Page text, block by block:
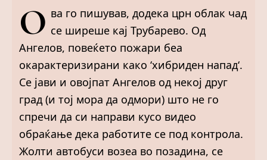
О ва го пишував, додека црн облак чад
се ширеше кај Трубарево. Од
Ангелов, повеќето пожари беа
окарактеризирани како ‘хибриден напад‘.
Се јави и овојпат Ангелов од некој друг
град (и тој мора да одмори) што не го
спречи да си направи кусо видео
обраќање дека работите се под контрола.
Жолти автобуси возеа во позадина, се